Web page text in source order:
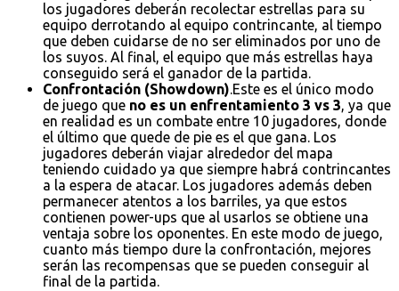
los jugadores deberán recolectar estrellas para su
equipo derrotando al equipo contrincante, al tiempo
que deben cuidarse de no ser eliminados por uno de
los suyos. Al final, el equipo que más estrellas haya
conseguido será el ganador de la partida.
Confrontación (Showdown).Este es el único modo
de juego que no es un enfrentamiento 3 vs 3, ya que
en realidad es un combate entre 10 jugadores, donde
el último que quede de pie es el que gana. Los
jugadores deberán viajar alrededor del mapa
teniendo cuidado ya que siempre habrá contrincantes
a la espera de atacar. Los jugadores además deben
permanecer atentos a los barriles, ya que estos
contienen power-ups que al usarlos se obtiene una
ventaja sobre los oponentes. En este modo de juego,
cuanto más tiempo dure la confrontación, mejores
serán las recompensas que se pueden conseguir al
final de la partida.